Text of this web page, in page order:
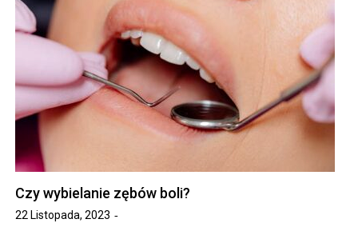
Czy wybielanie zębów boli?
22 Listopada, 2023